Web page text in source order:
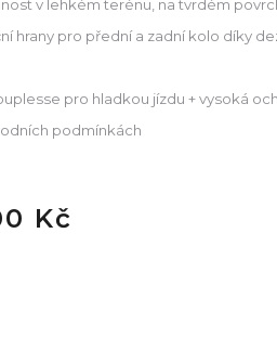
v lehkém terénu, na tvrdém
hrany pro přední a zadní kolo díky
pro hladkou jízdu + vysoká
podmínkách
Kč